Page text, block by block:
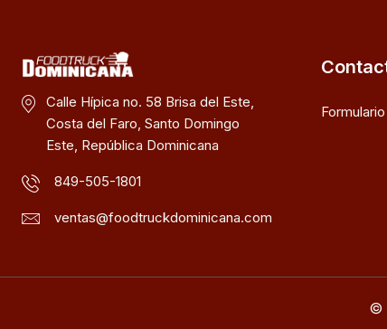
Calle Hípica no. 58 Brisa del Este,
Costa del Faro, Santo Domingo
Este, República Dominicana
849-505-1801
ventas@foodtruckdominicana.com
©